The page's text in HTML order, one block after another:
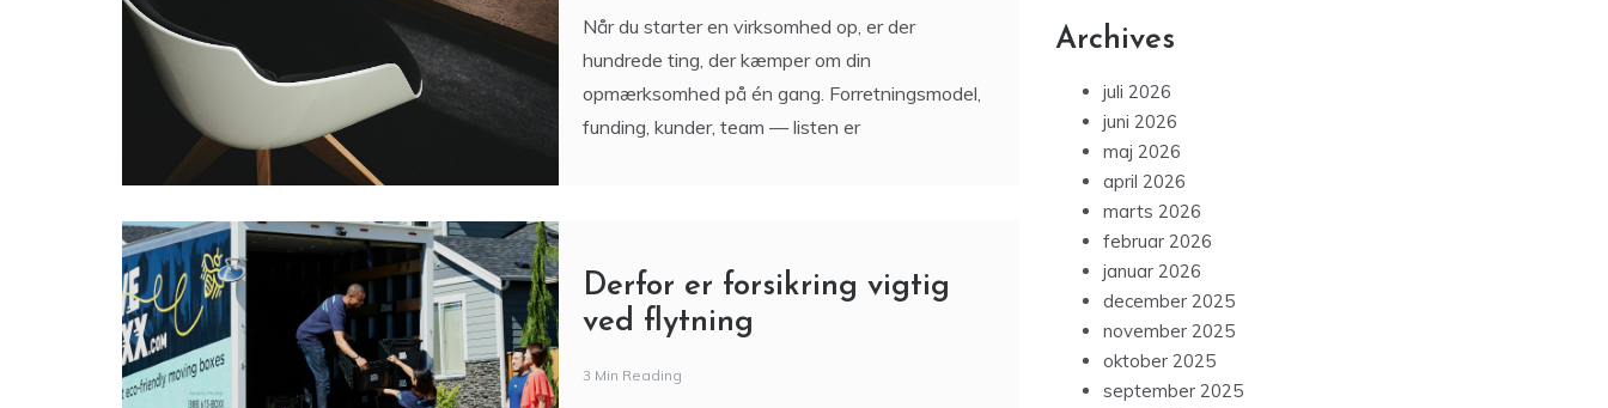
hundrede ting, der kæmper om din
opmærksomhed på én gang. Forretningsmodel,
funding, kunder, team — listen er
ved flytning
Archives
juni 2026
maj 2026
april 2026
marts 2026
februar 2026
januar 2026
december 2025
november 2025
oktober 2025
september 2025
august 2025